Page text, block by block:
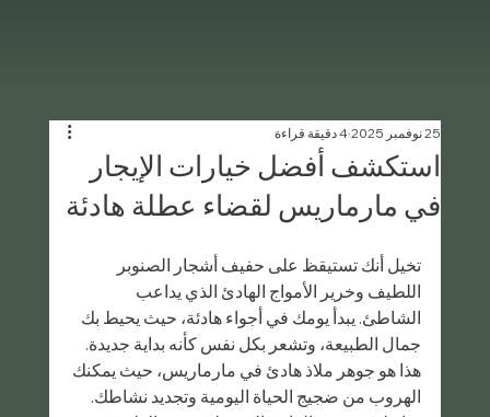
استكشف أفضل خيارات الإيجار
في مارماريس لقضاء عطلة هادئة
25 نوفمبر 2025 4 دقيقة قراءة
تخيل أنك تستيقظ على حفيف أشجار الصنوبر
اللطيف وخرير الأمواج الهادئ الذي يداعب
الشاطئ. يبدأ يومك في أجواء هادئة، حيث يحيط بك
جمال الطبيعة، وتشعر بكل نفس كأنه بداية جديدة.
هذا هو جوهر ملاذ هادئ في مارماريس، حيث يمكنك
الهروب من ضجيج الحياة اليومية وتجديد نشاطك.